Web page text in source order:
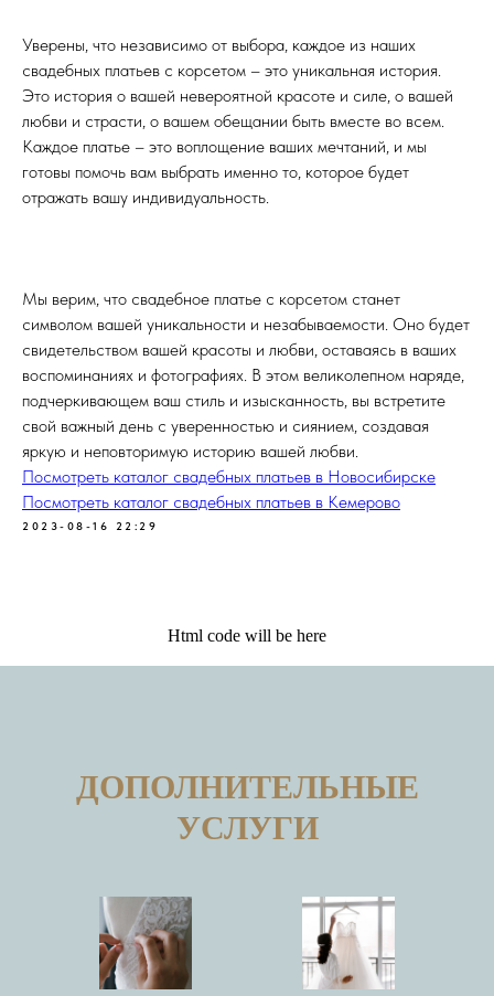
Уверены, что независимо от выбора, каждое из наших
свадебных платьев с корсетом – это уникальная история.
Это история о вашей невероятной красоте и силе, о вашей
любви и страсти, о вашем обещании быть вместе во всем.
Каждое платье – это воплощение ваших мечтаний, и мы
готовы помочь вам выбрать именно то, которое будет
отражать вашу индивидуальность.
Мы верим, что свадебное платье с корсетом станет
символом вашей уникальности и незабываемости. Оно будет
свидетельством вашей красоты и любви, оставаясь в ваших
воспоминаниях и фотографиях. В этом великолепном наряде,
подчеркивающем ваш стиль и изысканность, вы встретите
свой важный день с уверенностью и сиянием, создавая
яркую и неповторимую историю вашей любви.
Посмотреть каталог свадебных платьев в Новосибирске
Посмотреть каталог свадебных платьев в Кемерово
2023-08-16 22:29
Html code will be here
ДОПОЛНИТЕЛЬНЫЕ
УСЛУГИ